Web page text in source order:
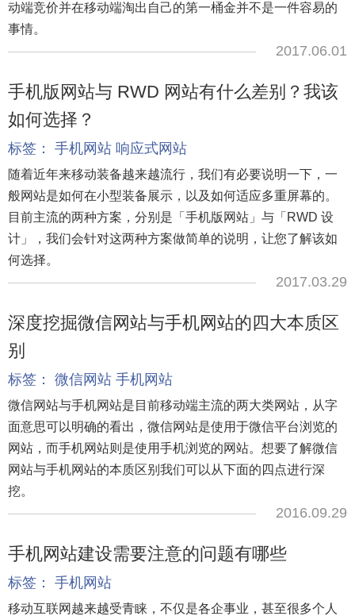
动端竞价并在移动端淘出自己的第一桶金并不是一件容易的
事情。
2017.06.01
手机版网站与 RWD 网站有什么差别？我该
如何选择？
标签： 手机网站 响应式网站
随着近年来移动装备越来越流行，我们有必要说明一下，一
般网站是如何在小型装备展示，以及如何适应多重屏幕的。
目前主流的两种方案，分别是「手机版网站」与「RWD 设
计」，我们会针对这两种方案做简单的说明，让您了解该如
何选择。
2017.03.29
深度挖掘微信网站与手机网站的四大本质区
别
标签： 微信网站 手机网站
微信网站与手机网站是目前移动端主流的两大类网站，从字
面意思可以明确的看出，微信网站是使用于微信平台浏览的
网站，而手机网站则是使用手机浏览的网站。想要了解微信
网站与手机网站的本质区别我们可以从下面的四点进行深
挖。
2016.09.29
手机网站建设需要注意的问题有哪些
标签： 手机网站
移动互联网越来越受青睐，不仅是各企事业，甚至很多个人